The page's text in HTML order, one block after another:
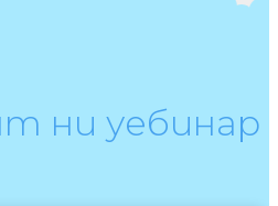
ни уебинар